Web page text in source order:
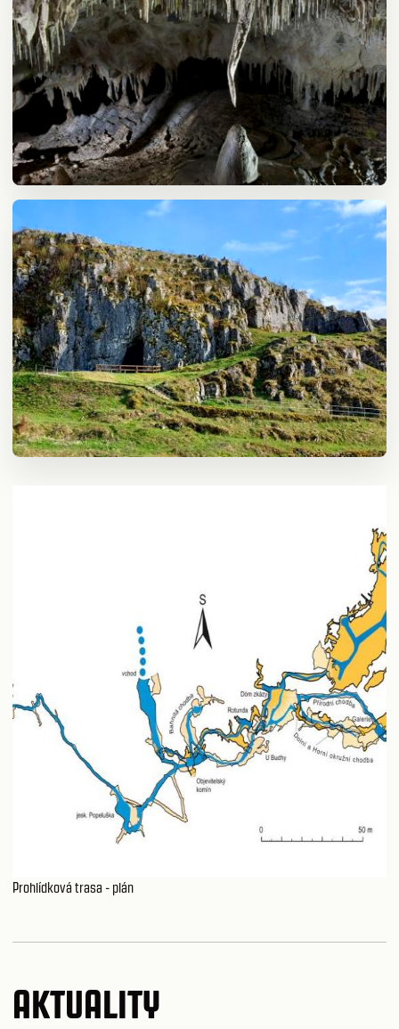
Prohlídková trasa - plán
AKTUALITY